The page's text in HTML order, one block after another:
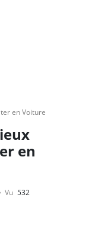
en Voiture
en
Vu 532